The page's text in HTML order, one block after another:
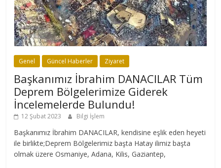
Genel Güncel Haberler Ziyaret
Başkanımız İbrahim DANACILAR Tüm
Deprem Bölgelerimize Giderek
İncelemelerde Bulundu!
12 Şubat 2023 Bilgi İşlem
Başkanımız İbrahim DANACILAR, kendisine eşlik eden heyeti
ile birlikte;Deprem Bölgelerimiz başta Hatay ilimiz başta
olmak üzere Osmaniye, Adana, Kilis, Gaziantep,